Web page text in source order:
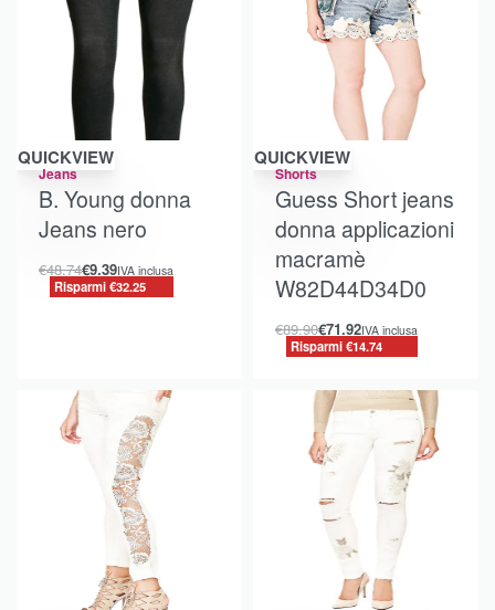
Risparmi €32.25
QUICKVIEW
Jeans
B. Young donna
Jeans nero
€48.74€9.39IVA inclusa
Risparmi €32.25
Risparmi €14.74
QUICKVIEW
Shorts
Guess Short jeans
donna applicazioni
macramè
W82D44D34D0
€89.90€71.92IVA inclusa
Risparmi €14.74